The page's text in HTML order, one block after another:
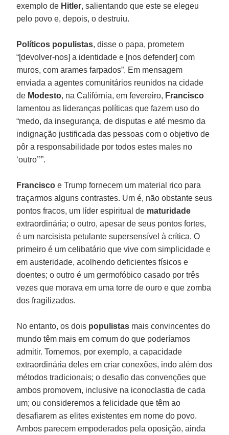
exemplo de Hitler, salientando que este se elegeu
pelo povo e, depois, o destruiu.
Políticos populistas, disse o papa, prometem
“[devolver-nos] a identidade e [nos defender] com
muros, com arames farpados”. Em mensagem
enviada a agentes comunitários reunidos na cidade
de Modesto, na Califórnia, em fevereiro, Francisco
lamentou as lideranças políticas que fazem uso do
“medo, da insegurança, de disputas e até mesmo da
indignação justificada das pessoas com o objetivo de
pôr a responsabilidade por todos estes males no
‘outro’’”.
Francisco e Trump fornecem um material rico para
traçarmos alguns contrastes. Um é, não obstante seus
pontos fracos, um líder espiritual de maturidade
extraordinária; o outro, apesar de seus pontos fortes,
é um narcisista petulante supersensível à crítica. O
primeiro é um celibatário que vive com simplicidade e
em austeridade, acolhendo deficientes físicos e
doentes; o outro é um germofóbico casado por três
vezes que morava em uma torre de ouro e que zomba
dos fragilizados.
No entanto, os dois populistas mais convincentes do
mundo têm mais em comum do que poderíamos
admitir. Tomemos, por exemplo, a capacidade
extraordinária deles em criar conexões, indo além dos
métodos tradicionais; o desafio das convenções que
ambos promovem, inclusive na iconoclastia de cada
um; ou consideremos a felicidade que têm ao
desafiarem as elites existentes em nome do povo.
Ambos parecem empoderados pela oposição, ainda